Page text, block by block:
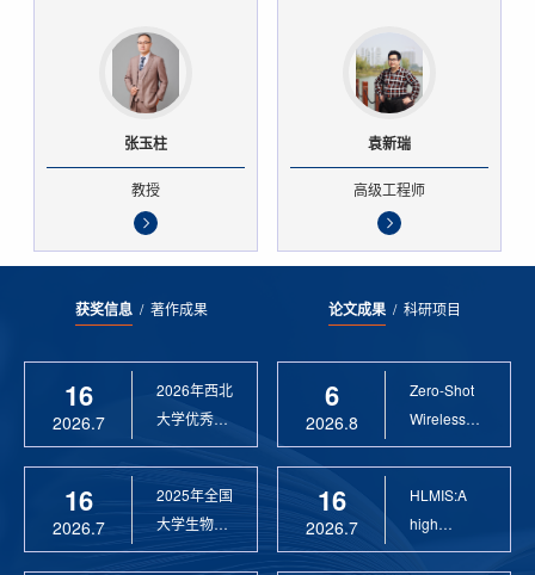
张玉柱
教授
袁新瑞
高级工程师
获奖信息/ 著作成果
16
2026.7
2026年西北
大学优秀硕
士论文指导
16
2026.7
2025年全国
大学生物联
网设计竞赛
论文成果/ 科研项目
6
2026.8
Zero-Shot
Wireless
Sensor
16
2026.7
HLMIS:A
high
Resolution